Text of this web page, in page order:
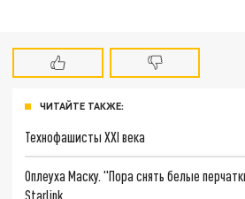
ЧИТАЙТЕ ТАКЖЕ:
Технофашисты XXI века
Оплеуха Маску. "Пора снять белые
Starlink